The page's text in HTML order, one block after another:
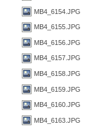
MB4_6154.JPG
MB4_6155.JPG
MB4_6156.JPG
MB4_6157.JPG
MB4_6158.JPG
MB4_6159.JPG
MB4_6160.JPG
MB4_6163.JPG